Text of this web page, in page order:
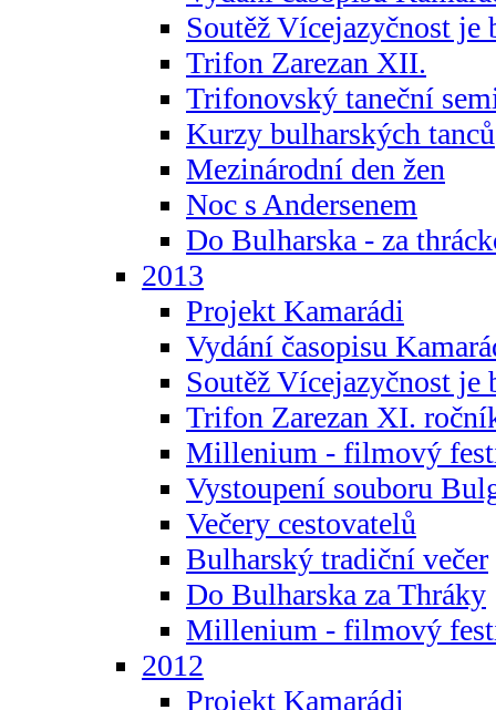
Soutěž Vícejazyčnost je
Trifon Zarezan XII.
Trifonovský taneční
Kurzy bulharských tanců
Mezinárodní den žen
Noc s Andersenem
Do Bulharska - za
2013
Projekt Kamarádi
Vydání časopisu
Soutěž Vícejazyčnost je
Trifon Zarezan XI.
Millenium - filmový
Vystoupení souboru
Večery cestovatelů
Bulharský tradiční večer
Do Bulharska za Thráky
Millenium - filmový
2012
Projekt Kamarádi